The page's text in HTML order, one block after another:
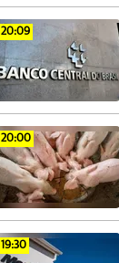
20:09
20:00
19:30